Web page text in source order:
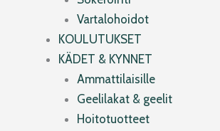
Vartalohoidot
KOULUTUKSET
KÄDET & KYNNET
Ammattilaisille
Geelilakat & geelit
Hoitotuotteet